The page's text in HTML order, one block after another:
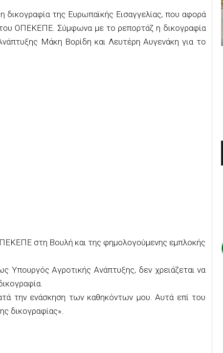
της Ευρωπαϊκής Εισαγγελίας, που αφορά
ΟΠΕΚΕΠΕ. Σύμφωνα με το ρεπορτάζ η δικογραφία
Μάκη Βορίδη και Λευτέρη Αυγενάκη για το
στη Βουλή και της φημολογούμενης εμπλοκής
Υπουργός Αγροτικής Ανάπτυξης, δεν χρειάζεται να
την ενάσκηση των καθηκόντων μου. Αυτά επί του
δικογραφίας».